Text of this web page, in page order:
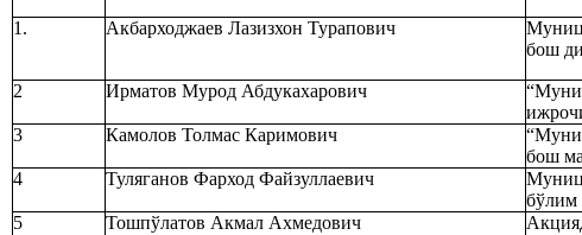
1.
Акбарходжаев Лазизхон Турапович
бош
2 Ирматов Мурод Абдукахарович
3 Камолов Толмас Каримович
бош
4 Туляганов Фарход Файзуллаевич
бўлим
5 Тошпўлатов Акмал Ахмедович